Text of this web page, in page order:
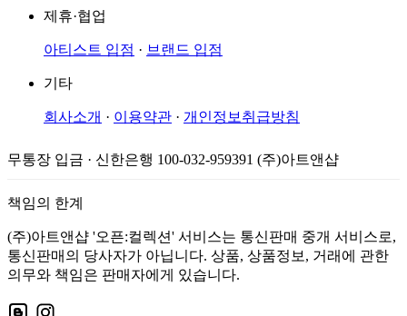
제휴·협업
아티스트 입점 · 브랜드 입점
기타
회사소개 · 이용약관 · 개인정보취급방침
무통장 입금 · 신한은행 100-032-959391 (주)아트앤샵
책임의 한계
(주)아트앤샵 '오픈:컬렉션' 서비스는 통신판매 중개 서비스로,
통신판매의 당사자가 아닙니다. 상품, 상품정보, 거래에 관한
의무와 책임은 판매자에게 있습니다.